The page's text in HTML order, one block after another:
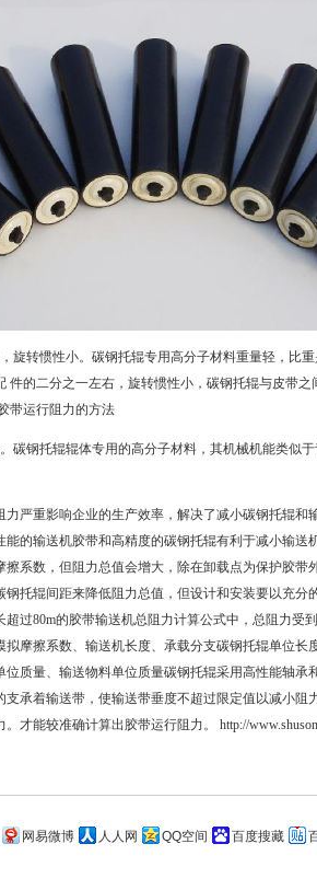
转惯性小。碳钢托辊专用高分子材料重量轻，比重
件的二分之一左右，旋转惯性小，碳钢托辊与皮带
带运行阻力的方法
钢托辊辊体专用的高分子材料，其机械机能类似于
严重影响企业的生产效率，解决了减小碳钢托辊和
的输送机胶带和高精度的碳钢托辊有利于减小输送
数，但阻力总值会增大，除在卸载点为保护胶带
钢托辊间距来降低阻力总值，但设计和安装要以充分
过80m的胶带输送机总阻力计算公式中，总阻力受
摩擦系数、输送机长度、承载分支碳钢托辊单位长
质量、输送物料单位质量碳钢托辊采用高性能轴承
支承着输送带，使输送带垂度不超过限定值以减小阻
才能较准确计算出胶带运行阻力。 http://
网易微博 人人网 QQ空间 百度搜藏